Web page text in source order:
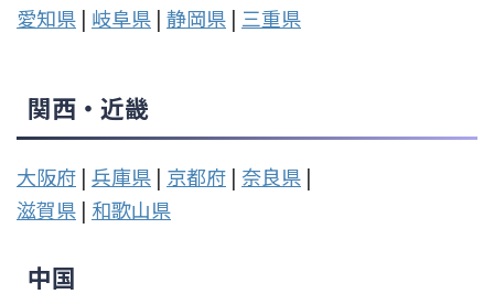
愛知県 | 岐阜県 | 静岡県 | 三重県
関西・近畿
大阪府 | 兵庫県 | 京都府 | 奈良県 |
滋賀県 | 和歌山県
中国